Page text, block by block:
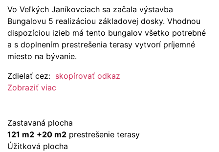
Vo Veľkých Janíkovciach sa začala výstavba
Bungalovu 5 realizáciou základovej dosky. Vhodnou
dispozíciou izieb má tento bungalov všetko potrebné
a s doplnením prestrešenia terasy vytvorí príjemné
miesto na bývanie.
Zdielať cez: skopírovať odkaz
Zobraziť viac
Zastavaná plocha
121 m2 +20 m2 prestrešenie terasy
Úžitková plocha